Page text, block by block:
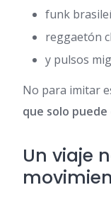
funk
reggaetón
y pulsos
No para imitar
que solo
Un viaje